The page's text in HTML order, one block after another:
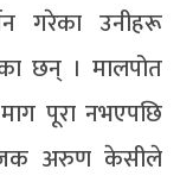
गरेका उनीहरू
छन् । मालपोत
पूरा नभएपछि
अरुण केसीले